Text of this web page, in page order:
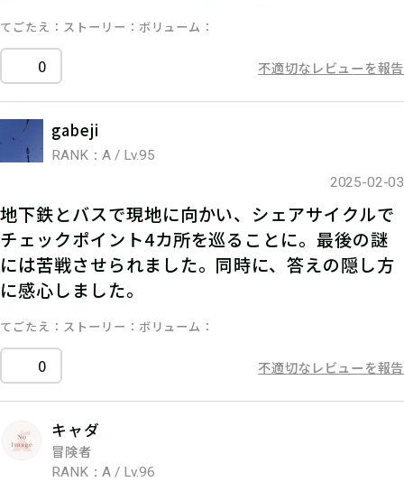
てごたえ ストーリー ボリューム
0 不適切なレビューを報告
gabeji
RANK：A / Lv.95
2025-02-03
地下鉄とバスで現地に向かい、シェアサイクルで
チェックポイント4カ所を巡ることに。最後の謎
には苦戦させられました。同時に、答えの隠し方
に感心しました。
てごたえ ストーリー ボリューム
0 不適切なレビューを報告
キャダ
冒険者
RANK：A / Lv.96